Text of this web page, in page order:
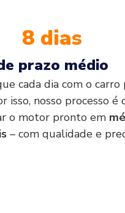
8 dias
prazo médio
cada dia com o carro
isso, nosso processo é
o motor pronto em
– com qualidade e